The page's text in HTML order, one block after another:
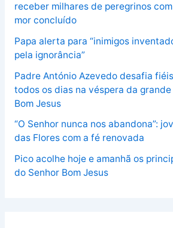
receber milhares de peregrinos
mor concluído
Papa alerta para “inimigos
pela ignorância”
Padre António Azevedo desafia
todos os dias na véspera da
Bom Jesus
“O Senhor nunca nos abandona”:
das Flores com a fé renovada
Pico acolhe hoje e amanhã os
do Senhor Bom Jesus